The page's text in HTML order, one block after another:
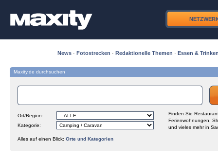
News · Fotostrecken · Redaktionelle Themen · Essen &
Maxity.de durchsuchen
Ort/Region:
Kategorie:
Finden Sie
Ferienwohnungen,
und vieles mehr in
Alles auf einen Blick: Orte und Kategorien